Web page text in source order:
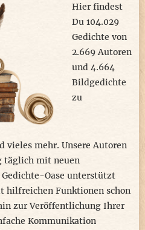
Hier findest
Du 104.029
Gedichte von
2.669 Autoren
und 4.664
Bildgedichte
zu
vieles mehr. Unsere Autoren
täglich mit neuen
Oase unterstützt
hilfreichen Funktionen schon
zur Veröffentlichung Ihrer
Kommunikation